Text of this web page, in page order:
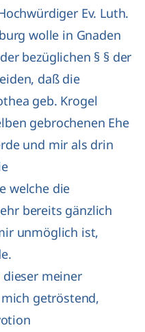
Ev. Luth.
wolle in Gnaden
bezüglichen § § der
daß die
geb. Krogel
gebrochenen Ehe
und mir als drin
welche die
bereits gänzlich
unmöglich ist,
meiner
getröstend,